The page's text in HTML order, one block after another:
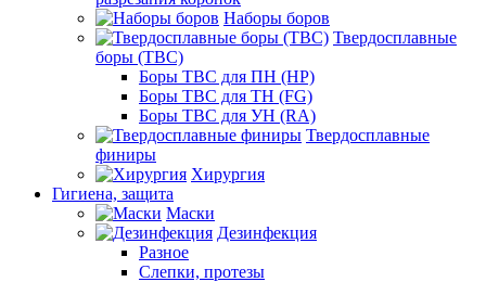
Наборы боров
Твердосплавные
боры (ТВС)
Боры ТВС для ПН (HP)
Боры ТВС для ТН (FG)
Боры ТВС для УН (RA)
Твердосплавные
финиры
Хирургия
Гигиена, защита
Маски
Дезинфекция
Разное
Слепки, протезы